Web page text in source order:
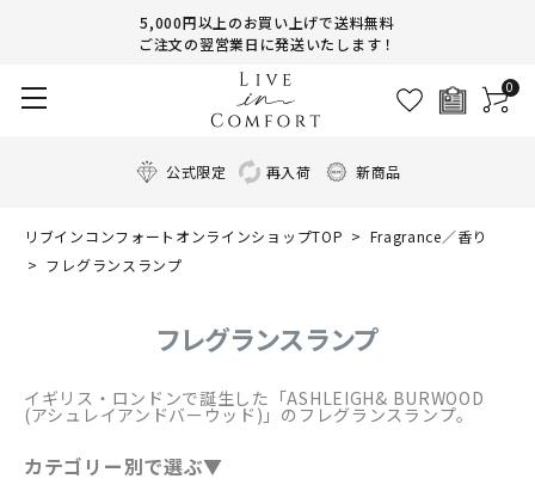
5,000円以上のお買い上げで送料無料
ご注文の翌営業日に発送いたします！
0
公式限定 再入荷 新商品
リブインコンフォートオンラインショップTOP
Fragrance／香り
フレグランスランプ
フレグランスランプ
イギリス・ロンドンで誕生した「ASHLEIGH& BURWOOD
(アシュレイアンドバーウッド)」のフレグランスランプ。
カテゴリー別で選ぶ▼